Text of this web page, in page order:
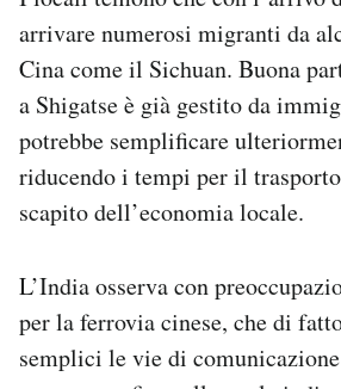
arrivare numerosi migranti da
Cina come il Sichuan. Buona
a Shigatse è già gestito da
potrebbe semplificare
riducendo i tempi per il
scapito dell’economia locale.
L’India osserva con
per la ferrovia cinese, che di
semplici le vie di